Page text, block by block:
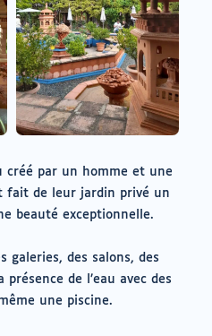
créé par un homme et une
fait de leur jardin privé un
beauté exceptionnelle.
galeries, des salons, des
de l’eau avec des
une piscine.